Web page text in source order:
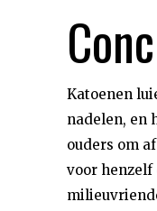
Katoenen
nadelen, en
ouders om
voor henzelf